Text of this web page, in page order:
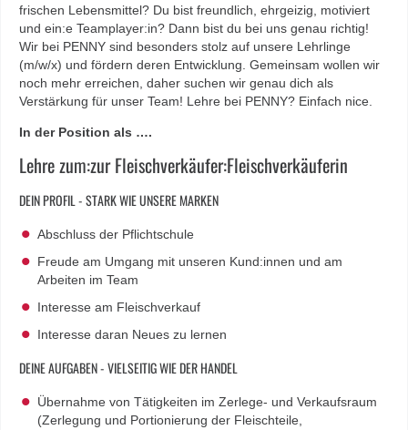
frischen Lebensmittel? Du bist freundlich, ehrgeizig, motiviert
und ein:e Teamplayer:in? Dann bist du bei uns genau richtig!
Wir bei PENNY sind besonders stolz auf unsere Lehrlinge
(m/w/x) und fördern deren Entwicklung. Gemeinsam wollen wir
noch mehr erreichen, daher suchen wir genau dich als
Verstärkung für unser Team! Lehre bei PENNY? Einfach nice.
In der Position als ….
Lehre zum:zur Fleischverkäufer:Fleischverkäuferin
DEIN PROFIL - STARK WIE UNSERE MARKEN
Abschluss der Pflichtschule
Freude am Umgang mit unseren Kund:innen und am
Arbeiten im Team
Interesse am Fleischverkauf
Interesse daran Neues zu lernen
DEINE AUFGABEN - VIELSEITIG WIE DER HANDEL
Übernahme von Tätigkeiten im Zerlege- und Verkaufsraum
(Zerlegung und Portionierung der Fleischteile,